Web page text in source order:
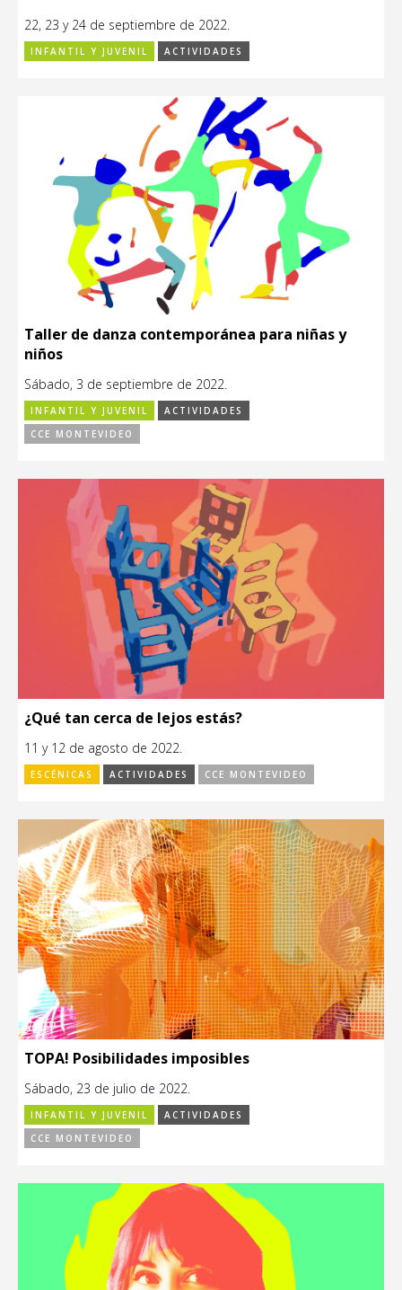
22, 23 y 24 de septiembre de 2022.
INFANTIL Y JUVENIL ACTIVIDADES
Taller de danza contemporánea para niñas y
niños
Sábado, 3 de septiembre de 2022.
INFANTIL Y JUVENIL
ACTIVIDADES
CCE MONTEVIDEO
¿Qué tan cerca de lejos estás?
11 y 12 de agosto de 2022.
ESCÉNICAS ACTIVIDADES CCE MONTEVIDEO
TOPA! Posibilidades imposibles
Sábado, 23 de julio de 2022.
INFANTIL Y JUVENIL
ACTIVIDADES
CCE MONTEVIDEO